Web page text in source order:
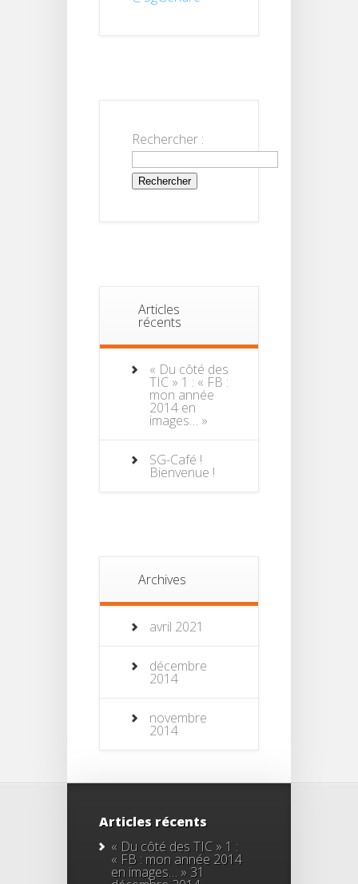
Rechercher :
Articles
récents
« Du côté des
TIC » 1 : « FB :
mon année
2014 en
images… »
SG-Café !
Bienvenue !
Archives
avril 2021
décembre
2014
novembre
2014
Articles récents
« Du côté des TIC » 1 :
« FB : mon année 2014
en images… » 31